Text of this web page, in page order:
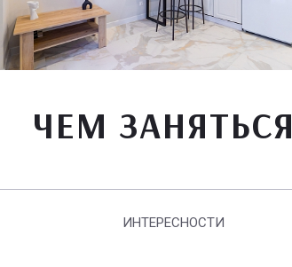
ЧЕМ ЗАНЯТЬСЯ
ИНТЕРЕСНОСТИ